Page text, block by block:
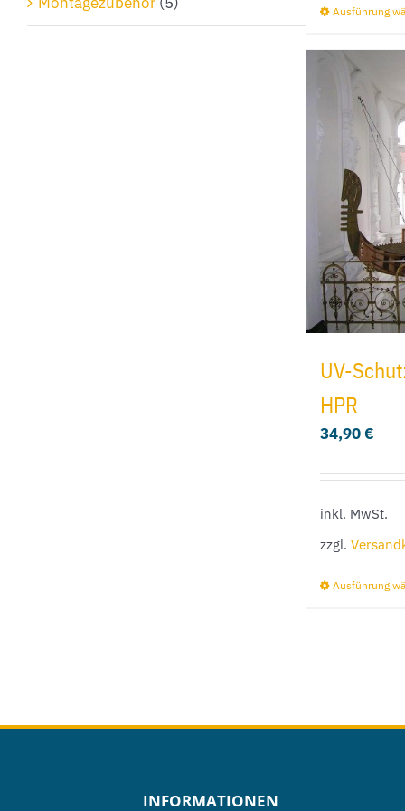
Ausführung
UV-
HPR
34,90€
inkl. MwSt.
zzgl.
Ausführung
INFORMATIONEN